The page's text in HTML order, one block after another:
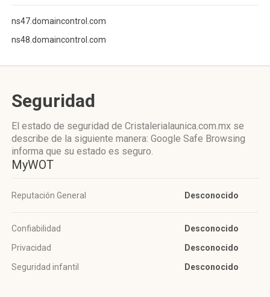
ns47.domaincontrol.com
ns48.domaincontrol.com
Seguridad
El estado de seguridad de Cristalerialaunica.com.mx se
describe de la siguiente manera: Google Safe Browsing
informa que su estado es seguro.
MyWOT
Reputación General Desconocido
Confiabilidad
Desconocido
Privacidad
Desconocido
Seguridad infantil
Desconocido